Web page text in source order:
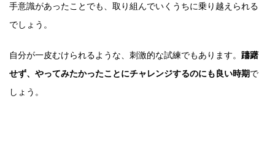
手意識があったことでも、取り組んでいくうちに乗り越えられる
でしょう。
自分が一皮むけられるような、刺激的な試練でもあります。 躊躇
せず、やってみたかったことにチャレンジするのにも良い時期で
しょう。